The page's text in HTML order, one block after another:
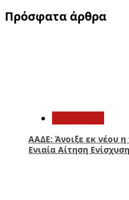
Πρόσφατα άρθρα
ΑΑΔΕ: Άνοιξε εκ νέου
Ενιαία Αίτηση